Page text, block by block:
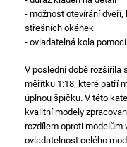
- možnost otevírání
střešních okének
- ovladatelná kola
V poslední době rozšířila
měřítku 1:18, které patří
úplnou špičku. V této
kvalitní modely
rozdílem oproti modelům
ovladatelnost celého